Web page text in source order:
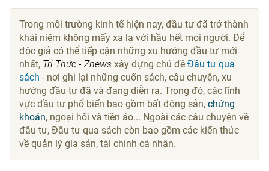
Trong môi trường kinh tế hiện nay, đầu tư đã trở thành
khái niệm không mấy xa lạ với hầu hết mọi người. Để
độc giả có thể tiếp cận những xu hướng đầu tư mới
nhất, Tri Thức - Znews xây dựng chủ đềĐầu tư qua
sách - nơi ghi lại những cuốn sách, câu chuyện, xu
hướng đầu tư đã và đang diễn ra. Trong đó, các lĩnh
vực đầu tư phổ biến bao gồm bất động sản,chứng
khoán, ngoại hối và tiền ảo... Ngoài các câu chuyện về
đầu tư, Đầu tư qua sách còn bao gồm các kiến thức
về quản lý gia sản, tài chính cá nhân.